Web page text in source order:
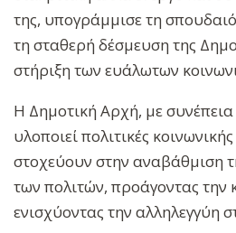
της, υπογράμμισε τη
τη σταθερή δέσμευση της
στήριξη των ευάλωτων
Η Δημοτική Αρχή, με
υλοποιεί πολιτικές
στοχεύουν στην αναβάθμιση
των πολιτών, προάγοντας την
ενισχύοντας την αλληλεγγύη